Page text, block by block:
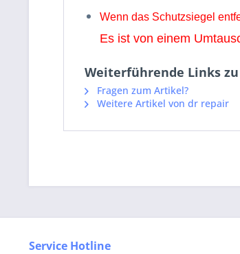
Wenn das Schutzsiegel
Es ist von einem
Weiterführende Links zu
Fragen zum Artikel?
Weitere Artikel von dr repair
Service Hotline